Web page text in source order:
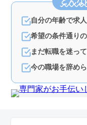
自分の年齢で求
希望の条件通り
まだ転職を迷っ
今の職場を辞め